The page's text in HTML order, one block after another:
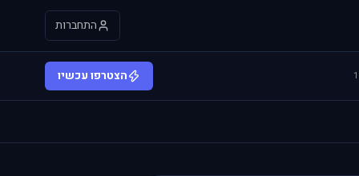
התחברות
הצטרפו עכשיו